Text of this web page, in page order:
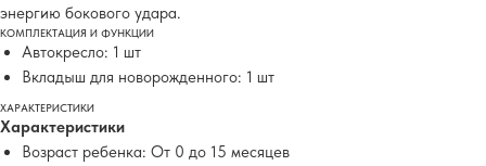
энергию бокового удара.
КОМПЛЕКТАЦИЯ И ФУНКЦИИ
Автокресло: 1 шт
Вкладыш для новорожденного: 1 шт
ХАРАКТЕРИСТИКИ
Характеристики
Возраст ребенка: От 0 до 15 месяцев